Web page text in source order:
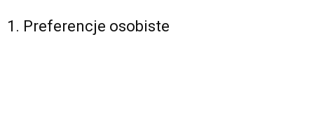
1. Preferencje osobiste